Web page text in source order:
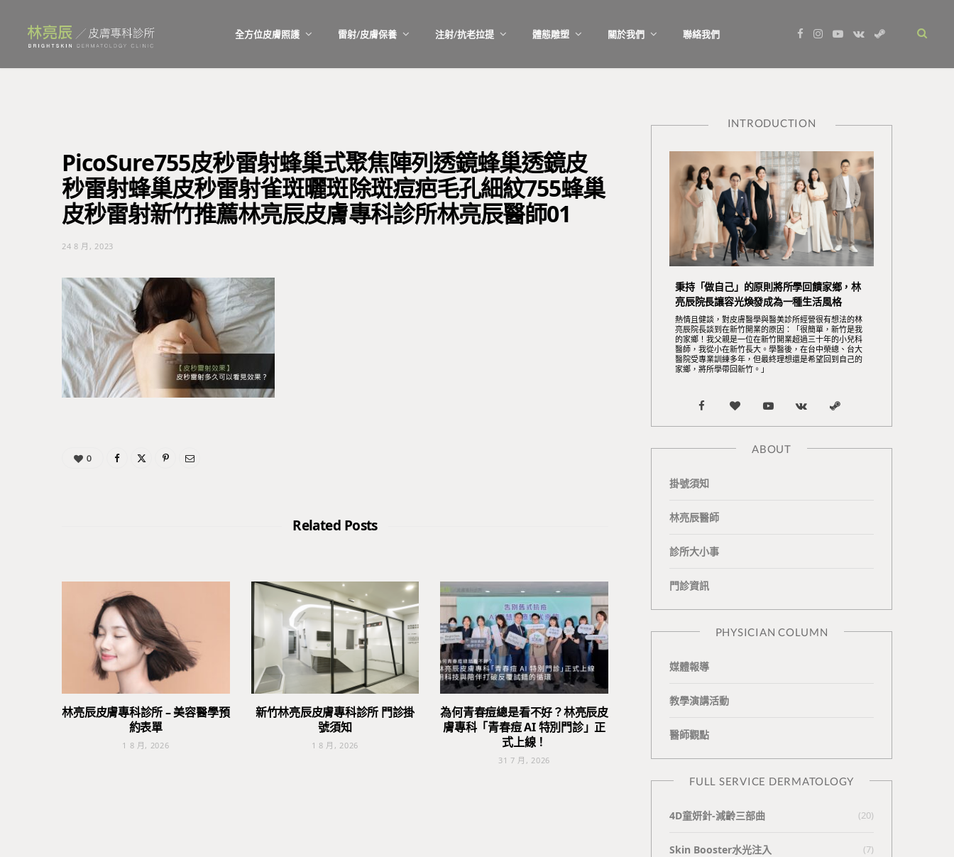
全方位皮膚照護 雷射/皮膚保養 注射/抗老拉提 體態雕塑 關於我們 聯絡我們
I
Y
V
S
PicoSure755皮秒雷射蜂巢式聚焦陣列透鏡蜂巢透鏡皮
秒雷射蜂巢皮秒雷射雀斑曬斑除斑痘疤毛孔細紋755蜂巢
皮秒雷射新竹推薦林亮辰皮膚專科診所林亮辰醫師01
24 8 月, 2023
0
Related Posts
林亮辰皮膚專科診所 – 美容醫學預
約表單
1 8 月, 2026
新竹林亮辰皮膚專科診所 門診掛
號須知
1 8 月, 2026
為何青春痘總是看不好？林亮辰皮
膚專科「青春痘 AI 特別門診」正
式上線！
31 7 月, 2026
INTRODUCTION
秉持「做自己」的原則將所學回饋家鄉，林
亮辰院長讓容光煥發成為一種生活風格
熱情且健談，對皮膚醫學與醫美診所經營很有想法的林
亮辰院長談到在新竹開業的原因：「很簡單，新竹是我
的家鄉！我父親是一位在新竹開業超過三十年的小兒科
醫師，我從小在新竹長大。學醫後，在台中榮總、台大
醫院受專業訓練多年，但最終理想還是希望回到自己的
家鄉，將所學帶回新竹。」
F
a
e
b
k
B
l
n
Y
o
u
V
K
e
S
t
ABOUT
掛號須知
林亮辰醫師
診所大小事
門診資訊
PHYSICIAN COLUMN
媒體報導
教學演講活動
醫師觀點
FULL SERVICE DERMATOLOGY
4D童妍針-減齡三部曲 (20)
Skin Booster水光注入 (7)